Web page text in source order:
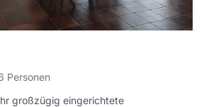
Personen
großzügig eingerichtete